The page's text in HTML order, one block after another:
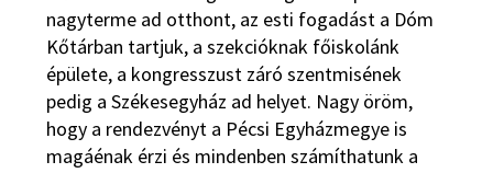
nagyterme ad otthont, az esti fogadást a Dóm
Kőtárban tartjuk, a szekcióknak főiskolánk
épülete, a kongresszust záró szentmisének
pedig a Székesegyház ad helyet. Nagy öröm,
hogy a rendezvényt a Pécsi Egyházmegye is
magáénak érzi és mindenben számíthatunk a